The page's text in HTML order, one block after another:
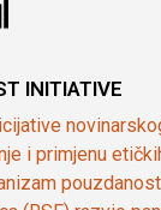
INITIATIVE
i primjenu